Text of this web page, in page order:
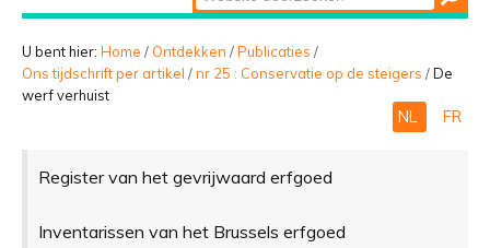
BELEVEN
Geavanceerd
zoeken...
U bent hier: Home / Ontdekken /Publicaties /
Ons tijdschrift per artikel /nr 25 : Conservatie op de steigers /De
werf verhuist
NL FR
Register van het gevrijwaard erfgoed
Inventarissen van het Brussels erfgoed